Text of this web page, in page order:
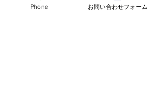
平成13年01月 せんぽ東京高輪病院 外科
Phone お問い合わせフォーム